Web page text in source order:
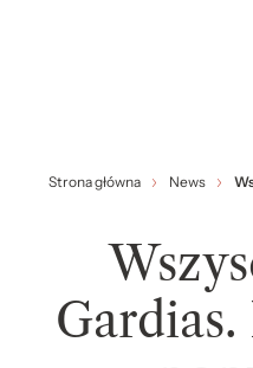
Strona główna News